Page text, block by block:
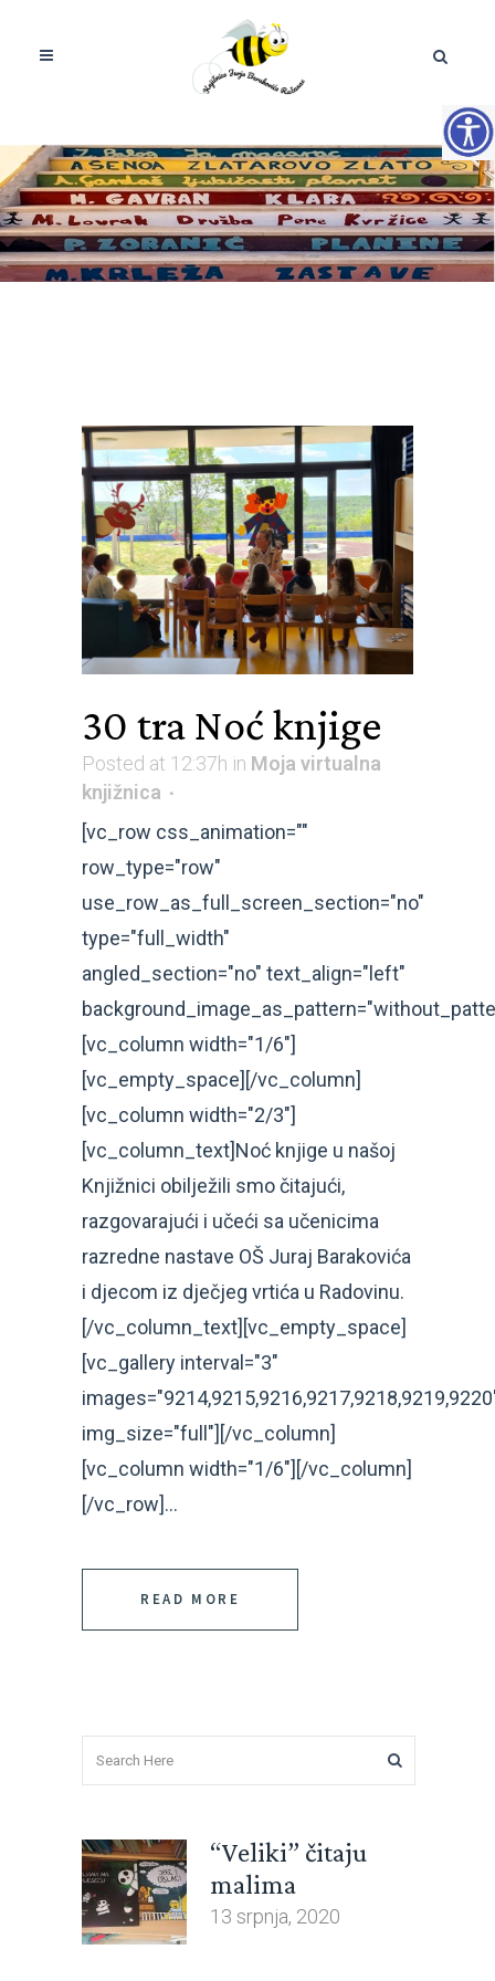
30 tra Noć knjige
Posted at 12:37h in Moja virtualna
knjižnica
[vc_row css_animation=""
row_type="row"
use_row_as_full_screen_section="no"
type="full_width"
angled_section="no" text_align="left"
[vc_column width="1/6"]
[vc_empty_space][/vc_column]
[vc_column width="2/3"]
[vc_column_text]Noć knjige u našoj
Knjižnici obilježili smo čitajući,
razgovarajući i učeći sa učenicima
razredne nastave OŠ Juraj Barakovića
i djecom iz dječjeg vrtića u Radovinu.
[/vc_column_text][vc_empty_space]
[vc_gallery interval="3"
img_size="full"][/vc_column]
[vc_column width="1/6"][/vc_column]
[/vc_row]...
READ MORE
“Veliki” čitaju
malima
13 srpnja, 2020